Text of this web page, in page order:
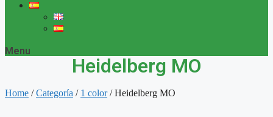
Menu
Heidelberg MO
Home /Categoría / 1 color/ Heidelberg MO